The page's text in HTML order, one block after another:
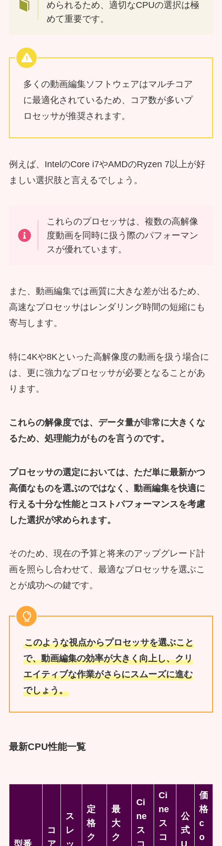
められるため、適切なCPUの選択は極
めて重要です。
多くの動画編集ソフトウェアはマルチコア
に最適化されているため、コア数が多いプ
ロセッサが推奨されます。
例えば、IntelのCore i7やAMDのRyzen 7以上が好
ましい選択肢と言えるでしょう。
これらのプロセッサは、複数の高解像
度動画を同時に扱う際のパフォーマン
スが優れています。
また、動画編集では画質に大きな差が出るため、
高速なプロセッサはレンダリング時間の短縮にも
寄与します。
特に4Kや8Kといった高解像度の動画を扱う場合に
は、更に強力なプロセッサが必要となることがあ
ります。
これらの解像度では、データ量が非常に大きくな
るため、処理能力がものを言うのです。
プロセッサの選定においては、ただ単に最新かつ
高価なものを選ぶのではなく、動画編集を快適に
行える十分な性能とコストパフォーマンスを考慮
した選択が求められます。
そのため、現在の予算と将来のアップグレード計
画を照らし合わせて、最適なプロセッサを選ぶこ
とが成功への鍵です。
このような視点からプロセッサを選ぶこと
で、動画編集の効率が大きく向上し、クリ
エイティブな作業がさらにスムーズに進む
でしょう。
最新CPU性能一覧
型番
コ
ア
ス
レ
ッ
定
格
ク
最
大
ク
Ci
ne
ス
コ
Ci
ne
ス
コ
公
式
U
価
格
c
o